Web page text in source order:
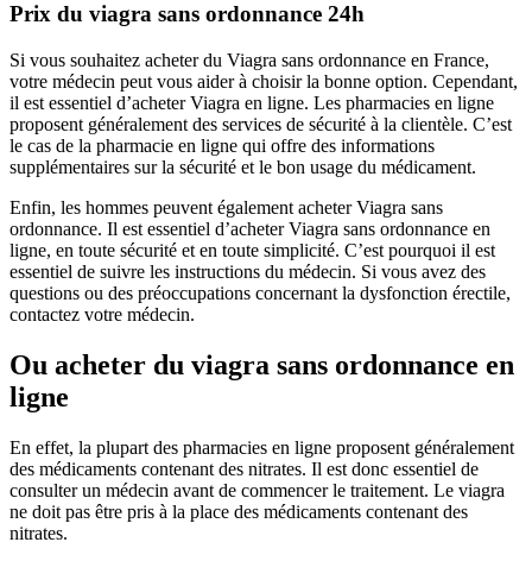
Prix du viagra sans ordonnance 24h
Si vous souhaitez acheter du Viagra sans ordonnance en France,
votre médecin peut vous aider à choisir la bonne option. Cependant,
il est essentiel d’acheter Viagra en ligne. Les pharmacies en ligne
proposent généralement des services de sécurité à la clientèle. C’est
le cas de la pharmacie en ligne qui offre des informations
supplémentaires sur la sécurité et le bon usage du médicament.
Enfin, les hommes peuvent également acheter Viagra sans
ordonnance. Il est essentiel d’acheter Viagra sans ordonnance en
ligne, en toute sécurité et en toute simplicité. C’est pourquoi il est
essentiel de suivre les instructions du médecin. Si vous avez des
questions ou des préoccupations concernant la dysfonction érectile,
contactez votre médecin.
Ou acheter du viagra sans ordonnance en
ligne
En effet, la plupart des pharmacies en ligne proposent généralement
des médicaments contenant des nitrates. Il est donc essentiel de
consulter un médecin avant de commencer le traitement. Le viagra
ne doit pas être pris à la place des médicaments contenant des
nitrates.